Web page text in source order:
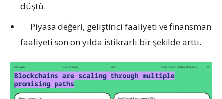
düştü.
Piyasa değeri, geliştirici faaliyeti ve finansman
faaliyeti son on yılda istikrarlı bir şekilde arttı.